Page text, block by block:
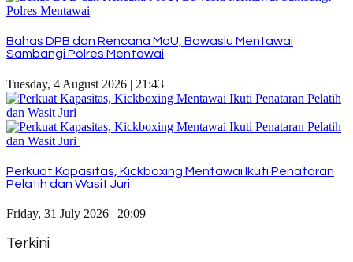
Bahas DPB dan Rencana MoU, Bawaslu Mentawai
Sambangi Polres Mentawai
Tuesday, 4 August 2026 | 21:43
Perkuat Kapasitas, Kickboxing Mentawai Ikuti Penataran
Pelatih dan Wasit Juri
Friday, 31 July 2026 | 20:09
Terkini